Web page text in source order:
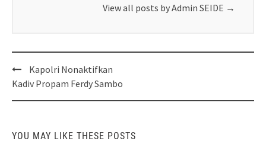
View all posts by Admin SEIDE →
Post
navigation
Kapolri Nonaktifkan
Kadiv Propam Ferdy Sambo
YOU MAY LIKE THESE POSTS